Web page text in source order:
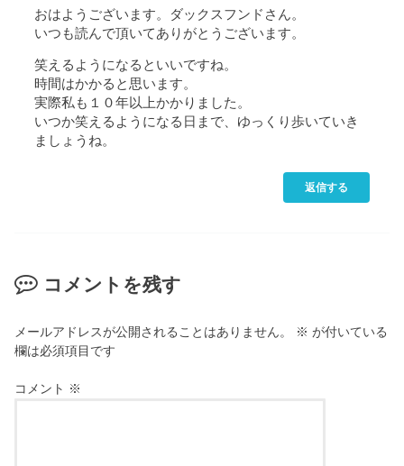
おはようございます。ダックスフンドさん。
いつも読んで頂いてありがとうございます。
笑えるようになるといいですね。
時間はかかると思います。
実際私も１０年以上かかりました。
いつか笑えるようになる日まで、ゆっくり歩いていき
ましょうね。
返信する
コメントを残す
メールアドレスが公開されることはありません。 ※ が付いている
欄は必須項目です
コメント ※